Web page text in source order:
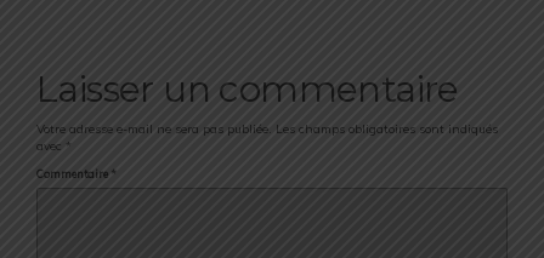
Laisser un commentaire
Votre adresse e-mail ne sera pas publiée. Les champs obligatoires sont indiqués
avec *
Commentaire *